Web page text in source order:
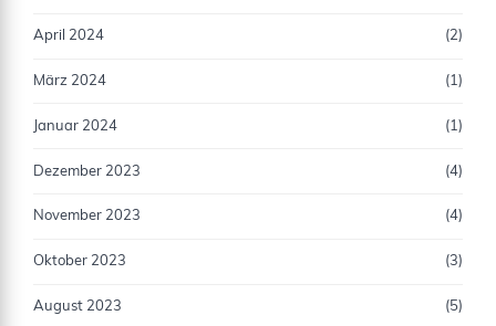
April 2024 (2)
März 2024 (1)
Januar 2024 (1)
Dezember 2023 (4)
November 2023 (4)
Oktober 2023 (3)
August 2023 (5)